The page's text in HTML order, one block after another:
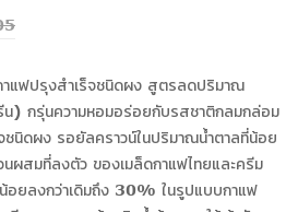
แฟปรุงสำเร็จชนิดผง สูตรลดปริมาณ
) กรุ่นความหอมอร่อยกับรสชาติกลมกล่อม
ชนิดผง รอยัลคราวน์ในปริมาณน้ำตาลที่น้อย
สมที่ลงตัว ของเมล็ดกาแฟไทยและครีม
อยลงกว่าเดิมถึง 30% ในรูปแบบกาแฟ